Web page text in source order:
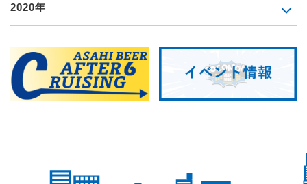
2020年